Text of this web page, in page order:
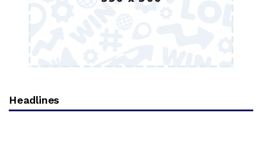
Headlines